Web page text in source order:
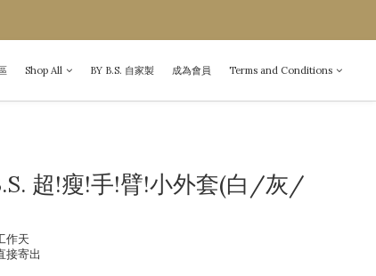
Shop All BY B.S. 自家製 成為會員 Terms and Conditions
超!瘦!手!臂!小外套(白/灰/
作天
接寄出